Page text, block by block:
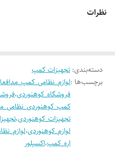
نظرات
دسته‌بندی: تجهیزات کمپ
برچسب‌ها :
فروشگاه_کوهنوردی،
تجهیزات_کوهنوردی،
لوازم_کوهنوردی،
اره_کمپ،اکسپلور